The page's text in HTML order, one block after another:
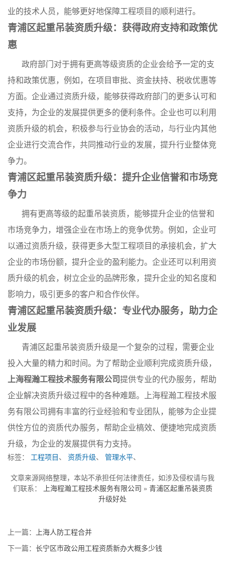
业的技术人员，能够更好地保障工程项目的顺利进行。
青浦区起重吊装资质升级：获得政府支持和政策优
惠
政府部门对于拥有更高等级资质的企业会给予一定的支
持和政策优惠，例如，在项目审批、资金扶持、税收优惠等
方面。企业通过资质升级，能够获得政府部门的更多认可和
支持，为企业的发展提供更多的便利条件。企业也可以利用
资质升级的机会，积极参与行业协会的活动，与行业内其他
企业进行交流合作，共同推动行业的发展，提升行业整体竞
争力。
青浦区起重吊装资质升级：提升企业信誉和市场竞
争力
拥有更高等级的起重吊装资质，能够提升企业的信誉和
市场竞争力，增强企业在市场上的竞争优势。例如，企业可
以通过资质升级，获得更多大型工程项目的承接机会，扩大
企业的市场份额，提升企业的盈利能力。企业还可以利用资
质升级的机会，树立企业的品牌形象，提升企业的知名度和
影响力，吸引更多的客户和合作伙伴。
青浦区起重吊装资质升级：专业代办服务，助力企
业发展
青浦区起重吊装资质升级是一个复杂的过程，需要企业
投入大量的精力和时间。为了帮助企业顺利完成资质升级，
上海程瀚工程技术服务有限公司提供专业的代办服务，帮助
企业解决资质升级过程中的各种难题。上海程瀚工程技术服
务有限公司拥有丰富的行业经验和专业团队，能够为企业提
供恮方位的资质代办服务，帮助企业槁效、便捷地完成资质
升级，为企业的发展提供有力支持。
标签： 工程项目 、 资质升级、 管理水平、
文章来源网络整理，本站不承担任何法律责任，如涉及侵权请与我
们联系：
上海程瀚工程技术服务有限公司 » 青浦区起重吊装资质
升级好处
上一篇： 上海人防工程合并
下一篇： 长宁区市政公用工程资质新办大概多少钱